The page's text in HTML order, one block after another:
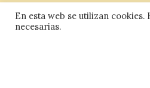
En esta web se utilizan
necesarias.